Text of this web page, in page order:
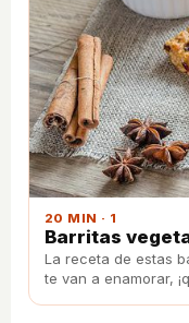
20 MIN · 1
Barritas
La receta de estas
te van a enamorar,